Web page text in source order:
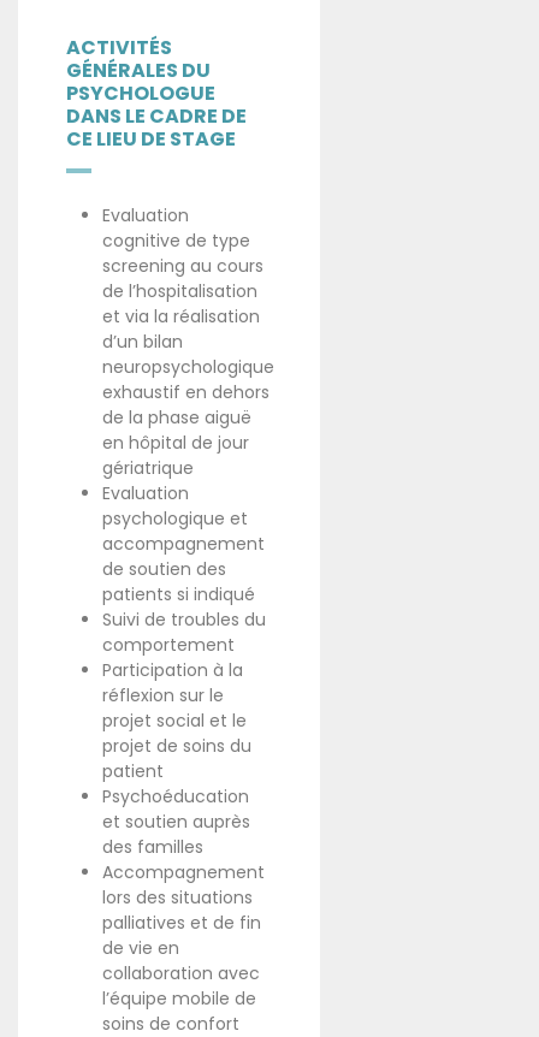
ACTIVITÉS
GÉNÉRALES DU
PSYCHOLOGUE
DANS LE CADRE DE
CE LIEU DE STAGE
Evaluation
cognitive de type
screening au cours
de l’hospitalisation
et via la réalisation
d’un bilan
neuropsychologique
exhaustif en dehors
de la phase aiguë
en hôpital de jour
gériatrique
Evaluation
psychologique et
accompagnement
de soutien des
patients si indiqué
Suivi de troubles du
comportement
Participation à la
réflexion sur le
projet social et le
projet de soins du
patient
Psychoéducation
et soutien auprès
des familles
Accompagnement
lors des situations
palliatives et de fin
de vie en
collaboration avec
l’équipe mobile de
soins de confort